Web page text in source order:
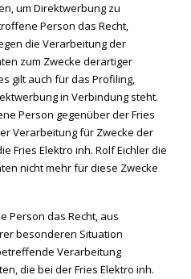
um Direktwerbung zu
Person das Recht,
die Verarbeitung der
zum Zwecke derartiger
gilt auch für das Profiling,
in Verbindung steht.
Person gegenüber der Fries
Verarbeitung für Zwecke der
Fries Elektro inh. Rolf Eichler die
nicht mehr für diese Zwecke
Person das Recht, aus
besonderen Situation
Verarbeitung
die bei der Fries Elektro inh.